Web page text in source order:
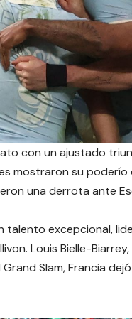
con un ajustado
mostraron su
una derrota ante
talento excepcional,
Louis Bielle-
Slam, Francia